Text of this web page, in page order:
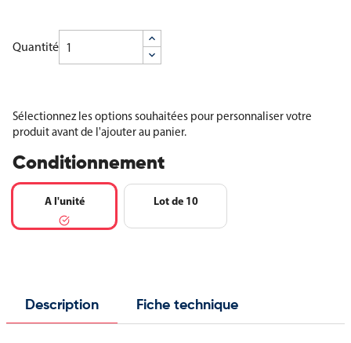
Quantité
Sélectionnez les options souhaitées pour personnaliser votre
produit avant de l'ajouter au panier.
Conditionnement
A l'unité Lot de 10
Description Fiche technique